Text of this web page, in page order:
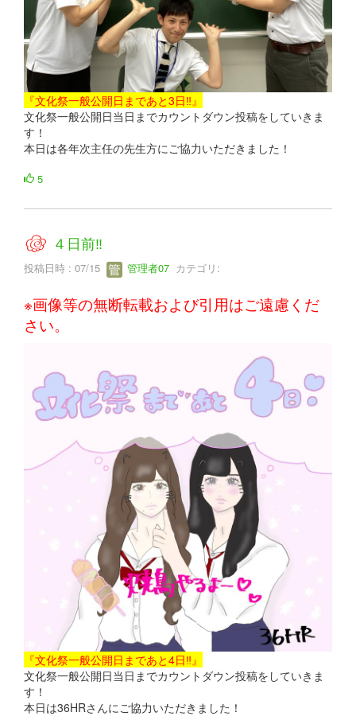
『文化祭一般公開日まであと3日‼』
文化祭一般公開日当日までカウントダウン投稿をしていきま
す！
本日は各年次主任の先生方にご協力いただきました！
5
４日前‼
投稿日時 : 07/15 管理者07 カテゴリ:
※画像等の無断転載および引用はご遠慮くだ
さい。
『文化祭一般公開日まであと4日‼』
文化祭一般公開日当日までカウントダウン投稿をしていきま
す！
本日は36HRさんにご協力いただきました！